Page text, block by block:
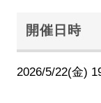
開催日時
2026/5/22(金)